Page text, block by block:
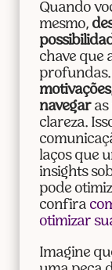
Quando
mesmo,
chave que
profundas.
motivações
navegaras
clareza.
laços que
insights
pode
confira
otimizar
Imagine